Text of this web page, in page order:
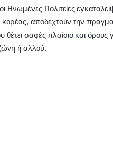
Ηνωμένες Πολιτείες
αποδεχτούν την
σαφές πλαίσιο και όρους
ή αλλού.